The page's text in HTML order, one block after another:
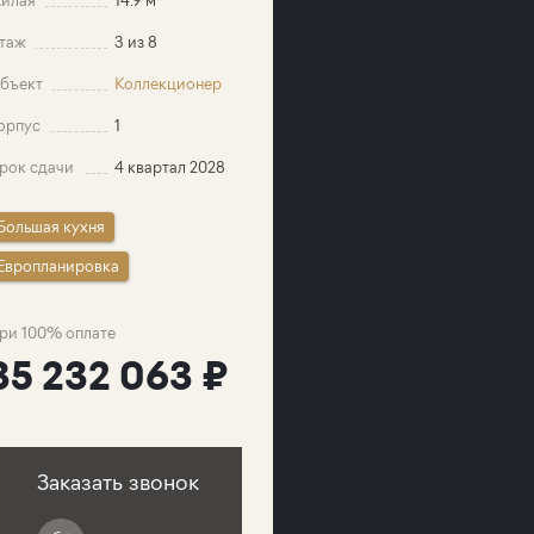
3 из 8
Коллекционер
1
сдачи 4 квартал 2028
кухня
100% оплате
232 063 ₽
Заказать звонок